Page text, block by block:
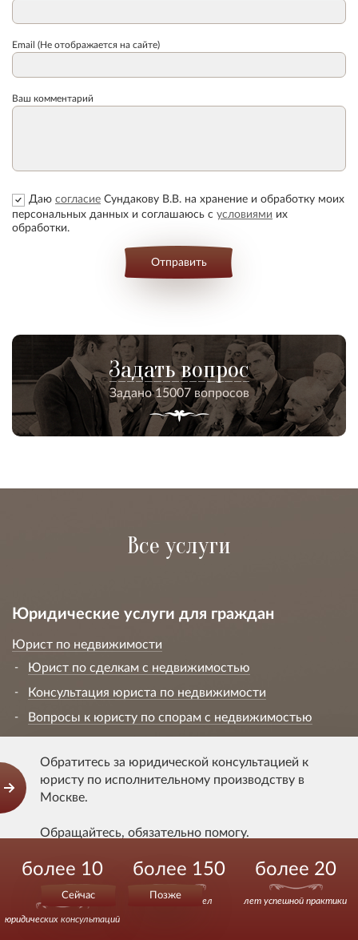
Email (Не отображается на сайте)
Ваш комментарий
Даю согласие Сундакову В.В. на хранение и обработку моих
персональных данных и соглашаюсь с условиями их
обработки.
Отправить
Задать вопрос
Задано 15007 вопросов
Обратитесь за юридической консультацией к
юристу по исполнительному производству в
Москве.
Обращайтесь, обязательно помогу.
Действуйте уверенно.
Сейчас Позже
более 10
000
юридических консультаций
более 150
выигранных дел
более 20
лет успешной практики
Все услуги
Юридические услуги для граждан
Юрист по недвижимости
Юрист по сделкам с недвижимостью
Консультация юриста по недвижимости
Вопросы к юристу по спорам с недвижимостью
Вопросы к юристу по спорам о покупке-
продаже квартиры
Юрист по разделу
Жилищный юрист
Юрист коттеджных поселков
Юрист по жилищным спорам
Юрист СНТ
Юрист ДДУ